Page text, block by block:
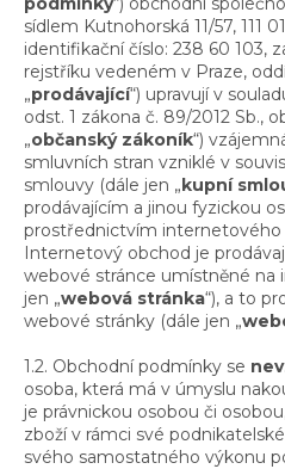
sídlem Kutnohorská 11/57, 111
identifikační číslo: 238 60 103,
rejstříku vedeném v Praze,
„prodávající“) upravují v
odst. 1 zákona č. 89/2012 Sb.,
„občanský zákoník“)
smluvních stran vzniklé v
smlouvy (dále jen „kupní
prodávajícím a jinou fyzickou
prostřednictvím internetového
Internetový obchod je
webové stránce umístněné na
jen „webová stránka“), a to
webové stránky (dále jen „
1.2. Obchodní podmínky se
osoba, která má v úmyslu
je právnickou osobou či
zboží v rámci své
svého samostatného výkonu